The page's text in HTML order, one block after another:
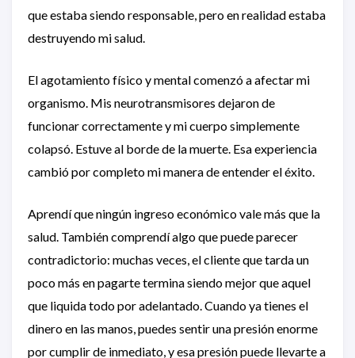
que estaba siendo responsable, pero en realidad estaba
destruyendo mi salud.
El agotamiento físico y mental comenzó a afectar mi
organismo. Mis neurotransmisores dejaron de
funcionar correctamente y mi cuerpo simplemente
colapsó. Estuve al borde de la muerte. Esa experiencia
cambió por completo mi manera de entender el éxito.
Aprendí que ningún ingreso económico vale más que la
salud. También comprendí algo que puede parecer
contradictorio: muchas veces, el cliente que tarda un
poco más en pagarte termina siendo mejor que aquel
que liquida todo por adelantado. Cuando ya tienes el
dinero en las manos, puedes sentir una presión enorme
por cumplir de inmediato, y esa presión puede llevarte a